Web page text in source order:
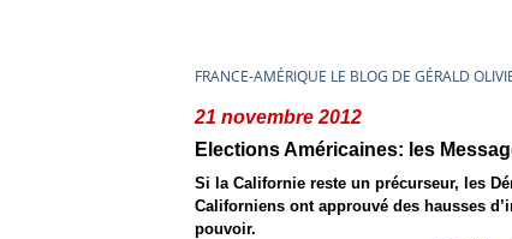
FRANCE-AMÉRIQUE LE BLOG DE GÉRALD
21 novembre 2012
Elections Américaines: les
Si la Californie reste un précurseur, les
Californiens ont approuvé des hausses
pouvoir.